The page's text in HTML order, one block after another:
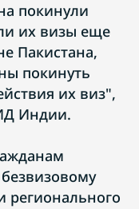
покинули
их визы еще
Пакистана,
покинуть
их виз",
Индии.
регионального